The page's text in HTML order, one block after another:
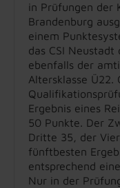
in Prüfungen der
Brandenburg
einem
das CSI Neustadt
ebenfalls der
Altersklasse
Ergebnis eines
50 Punkte. Der
Dritte 35, der
fünftbesten
entsprechend
Nur in der